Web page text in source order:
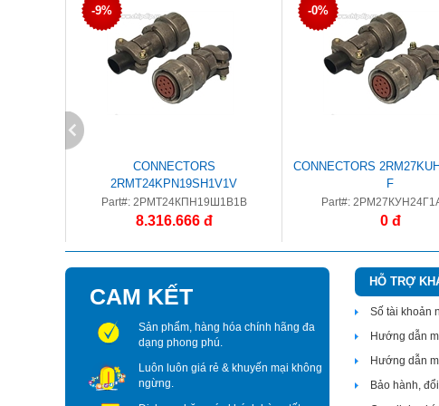
-9%
CONNECTORS
2RMT24KPN19SH1V1V
Part#: 2РМТ24КПН19Ш1В1В
8.316.666 đ
-0%
CONNECTORS
F
Part#:
0 đ
CAM KẾT
Sản phẩm, hàng hóa chính hãng đa
dạng phong phú.
Luôn luôn giá rẻ & khuyến mại không
ngừng.
HỖ TRỢ
Số tài khoản
Hướng dẫn
Hướng dẫn
Bảo hành,